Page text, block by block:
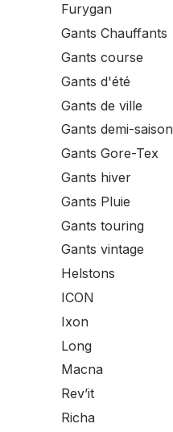
Furygan
Gants Chauffants
Gants course
Gants d'été
Gants de ville
Gants demi-saison
Gants Gore-Tex
Gants hiver
Gants Pluie
Gants touring
Gants vintage
Helstons
ICON
Ixon
Long
Macna
Rev’it
Richa